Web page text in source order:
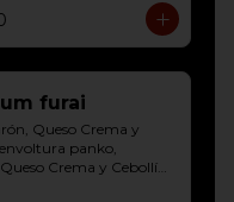
panko,
Queso Crema y
panko,
Queso Crema y Cebollín
Queso Crema y
panko,
Queso Crema y
panko
furai
Queso Crema y
panko,
Crema y Cebollín